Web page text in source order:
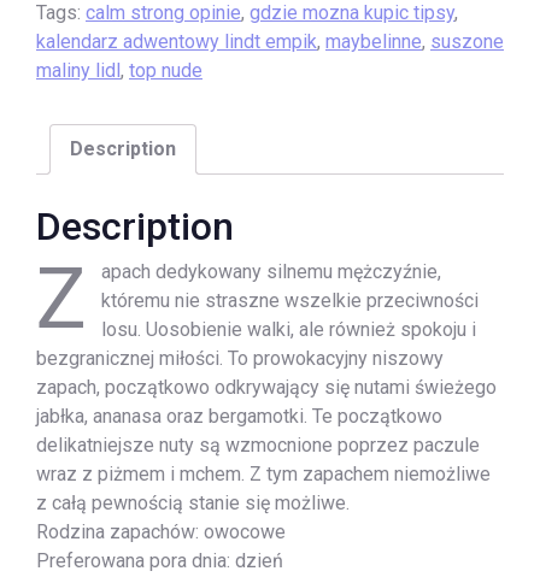
Tags: calm strong opinie, gdzie mozna kupic tipsy,
kalendarz adwentowy lindt empik, maybelinne, suszone
maliny lidl , top nude
Description
Description
Z
apach dedykowany silnemu mężczyźnie,
któremu nie straszne wszelkie przeciwności
losu. Uosobienie walki, ale również spokoju i
bezgranicznej miłości. To prowokacyjny niszowy
zapach, początkowo odkrywający się nutami świeżego
jabłka, ananasa oraz bergamotki. Te początkowo
delikatniejsze nuty są wzmocnione poprzez paczule
wraz z piżmem i mchem. Z tym zapachem niemożliwe
z całą pewnością stanie się możliwe.
Rodzina zapachów: owocowe
Preferowana pora dnia: dzień